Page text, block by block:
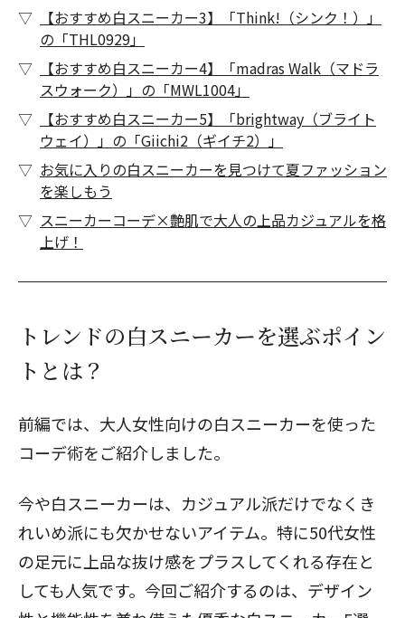
【おすすめ白スニーカー3】「Think!（シンク！）」
の「THL0929」
【おすすめ白スニーカー4】「madras Walk（マドラ
スウォーク）」の「MWL1004」
【おすすめ白スニーカー5】「brightway（ブライト
ウェイ）」の「Giichi2（ギイチ2）」
お気に入りの白スニーカーを見つけて夏ファッション
を楽しもう
スニーカーコーデ×艶肌で大人の上品カジュアルを格
上げ！
トレンドの白スニーカーを選ぶポイン
トとは？
前編では、 大人女性向けの白スニーカーを使った
コーデ術をご紹介しました。
今や白スニーカーは、カジュアル派だけでなくき
れいめ派にも欠かせないアイテム。特に50代女性
の足元に上品な抜け感をプラスしてくれる存在と
しても人気です。今回ご紹介するのは、デザイン